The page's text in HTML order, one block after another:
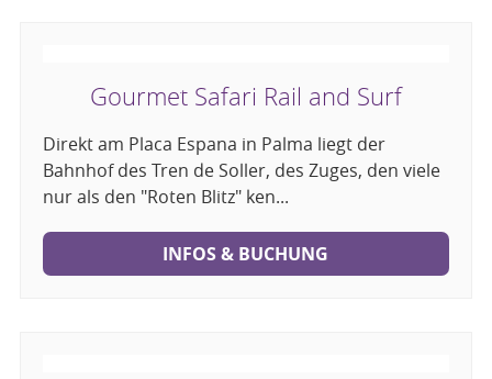
Gourmet Safari Rail and Surf
Direkt am Placa Espana in Palma liegt der
Bahnhof des Tren de Soller, des Zuges, den viele
nur als den "Roten Blitz" ken...
INFOS & BUCHUNG